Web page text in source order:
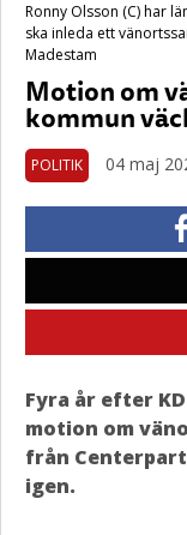
Ronny Olsson (C) har
ska inleda ett
Madestam
Motion om
kommun
POLITIK 04 maj
Fyra år efter
motion om
från
igen.